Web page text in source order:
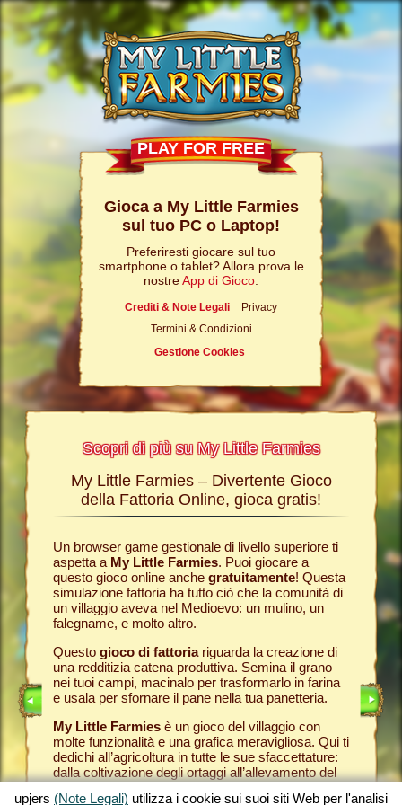
PLAY FOR FREE
Gioca a My Little Farmies
sul tuo PC o Laptop!
Preferiresti giocare sul tuo
smartphone o tablet? Allora prova le
nostreApp di Gioco
Crediti & Note Legali
Privacy
Termini & Condizioni
Gestione Cookies
Scopri di più su My Little Farmies
Nelle
nostro
sui
My Little Farmies – Divertente Gioco
della Fattoria Online, gioca gratis!
Un browser game gestionale di livello superiore ti
aspetta a My Little Farmies. Puoi giocare a
questo gioco online anche gratuitamente! Questa
simulazione fattoria ha tutto ciò che la comunità di
un villaggio aveva nel Medioevo: un mulino, un
falegname, e molto altro.
Questo gioco di fattoriariguarda la creazione di
una redditizia catena produttiva. Semina il grano
nei tuoi campi, macinalo per trasformarlo in farina
e usala per sfornare il pane nella tua panetteria.
My Little Farmiesè un gioco del villaggio con
molte funzionalità e una grafica meravigliosa. Qui ti
dedichi all’agricoltura in tutte le sue sfaccettature:
dalla coltivazione degli ortaggi all’allevamento del
Tutto
nella
Per
nella
Come
ti
che
gran
creato
My
gioco
upjers (Note Legali) utilizza i cookie sui suoi siti Web per l'analisi